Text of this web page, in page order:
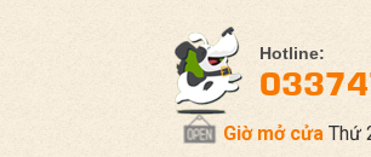
Hotline:
Giờ mở cửa Thứ